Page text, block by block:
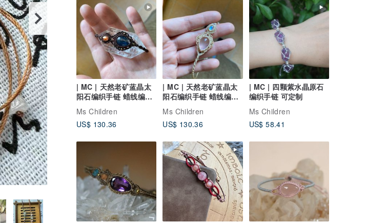
| MC | 天然老矿蓝晶太
阳石编织手链 蜡线编织
手环
Ms Children
US$ 130.36
| MC | 天然老矿蓝晶太
阳石编织手链 蜡线编织
手环
Ms Children
US$ 130.36
| MC | 四颗紫水晶原石
编织手链 可定制
Ms Children
US$ 58.41